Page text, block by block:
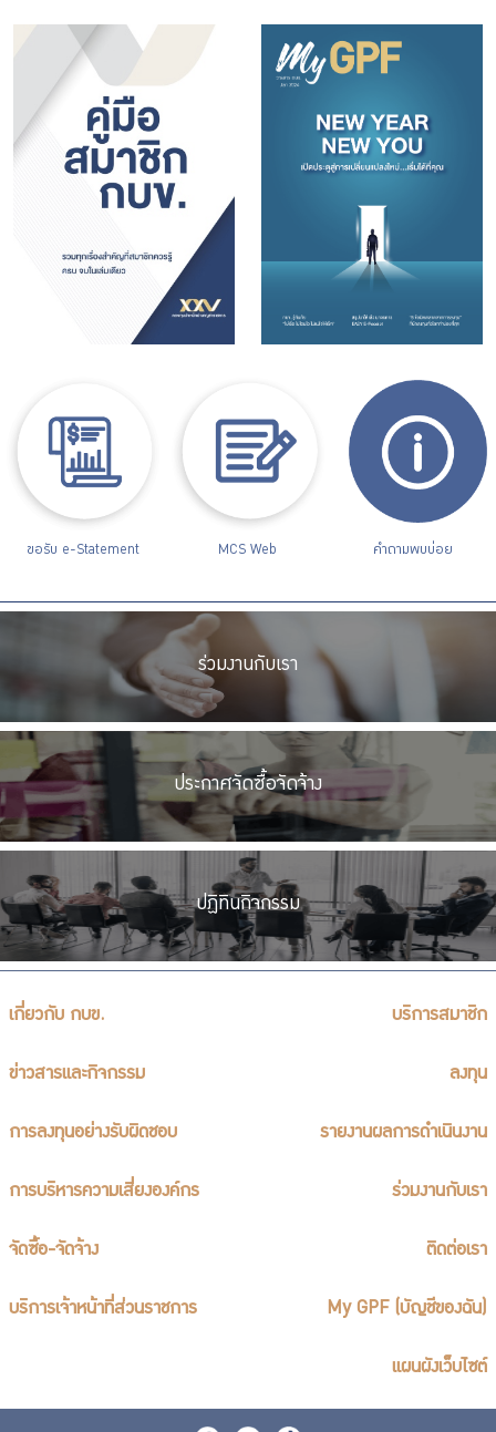
ขอรับ e-Statement MCS Web คำถามพบบ่อย
ร่วมงานกับเรา
ประกาศจัดซื้อจัดจ้าง
ปฏิทินกิจกรรม
เกี่ยวกับ กบข. บริการสมาชิก
ข่าวสารและกิจกรรม ลงทุน
การลงทุนอย่างรับผิดชอบ รายงานผลการดำเนินงาน
การบริหารความเสี่ยงองค์กร ร่วมงานกับเรา
จัดซื้อ-จัดจ้าง ติดต่อเรา
บริการเจ้าหน้าที่ส่วนราชการ My GPF (บัญชีของฉัน)
แผนผังเว็บไซต์